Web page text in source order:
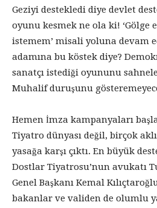
Geziyi destekledi diye devlet
oyunu kesmek ne ola ki! ‘Gölge
istemem’ misali yoluna devam
adamına bu köstek diye?
sanatçı istediği oyununu
Muhalif duruşunu
Hemen İmza kampanyaları
Tiyatro dünyası değil, birçok
yasağa karşı çıktı. En büyük
Dostlar Tiyatrosu’nun avukatı
Genel Başkanı Kemal
bakanlar ve validen de olumlu